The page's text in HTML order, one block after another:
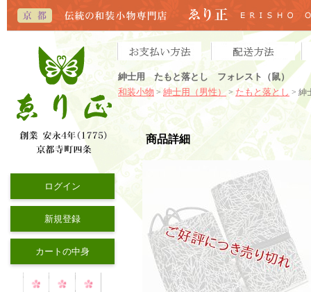
紳士用 たもと落とし フォレスト（鼠）
和装小物 > 紳士用（男性） > たもと落とし > 紳
ログイン
新規登録
カートの中身
商品詳細